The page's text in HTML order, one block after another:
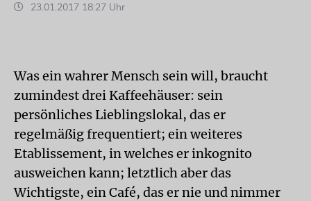
23.01.2017 18:27 Uhr
Was ein wahrer Mensch sein will, braucht
zumindest drei Kaffeehäuser: sein
persönliches Lieblingslokal, das er
regelmäßig frequentiert; ein weiteres
Etablissement, in welches er inkognito
ausweichen kann; letztlich aber das
Wichtigste, ein Café, das er nie und nimmer